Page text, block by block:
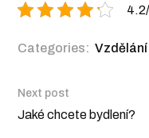
Categories: Vzdělání
Next post
Jaké chcete bydlení?